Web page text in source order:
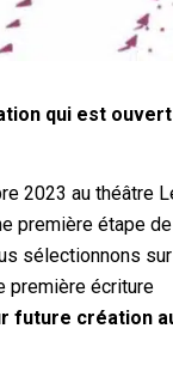
qui est
2023 au théâtre
première étape
sélectionnons sur
première écriture
future création